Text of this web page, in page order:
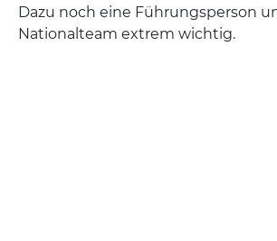
Dazu noch eine Führungsperson
Nationalteam extrem wichtig.